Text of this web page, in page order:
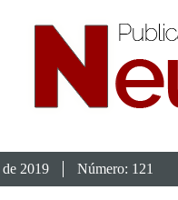
2019 Número: 121